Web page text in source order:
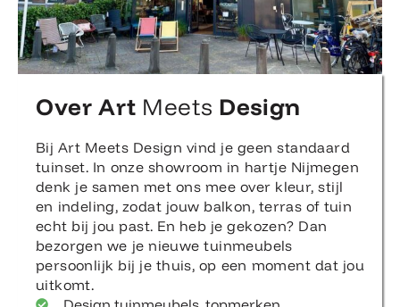
Over Art Meets Design
Bij Art Meets Design vind je geen standaard
tuinset. In onze showroom in hartje Nijmegen
denk je samen met ons mee over kleur, stijl
en indeling, zodat jouw balkon, terras of tuin
echt bij jou past. En heb je gekozen? Dan
bezorgen we je nieuwe tuinmeubels
persoonlijk bij je thuis, op een moment dat jou
uitkomt.